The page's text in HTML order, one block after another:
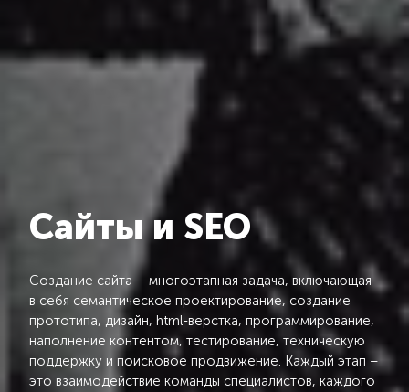
Сайты и SEO
Создание сайта – многоэтапная задача, включающая
в себя семантическое проектирование, создание
прототипа, дизайн, html-верстка, программирование,
наполнение контентом, тестирование, техническую
поддержку и поисковое продвижение. Каждый этап –
это взаимодействие команды специалистов, каждого